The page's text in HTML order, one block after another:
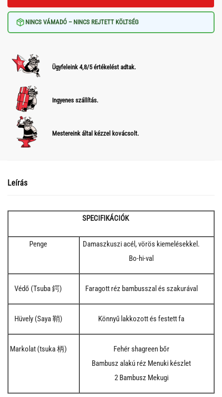
NINCS VÁMADÓ – NINCS REJTETT KÖLTSÉG
Ügyfeleink 4,8/5 értékelést adtak.
Ingyenes szállítás.
Mestereink által kézzel kovácsolt.
Leírás
SPECIFIKÁCIÓK
Penge
Damaszkuszi acél, vörös kiemelésekkel.
Bo-hi-val
Védő (Tsuba 鍔) Faragott réz bambusszal és szakurával
Hüvely (Saya 鞘) Könnyű lakkozott és festett fa
Markolat (tsuka 柄)
Fehér shagreen bőr
Bambusz alakú réz Menuki készlet
2 Bambusz Mekugi